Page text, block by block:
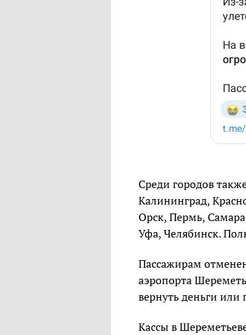
Среди городов
Калининград,
Орск, Пермь,
Уфа, Челябинск.
Пассажирам
аэропорта
вернуть деньги
Кассы в